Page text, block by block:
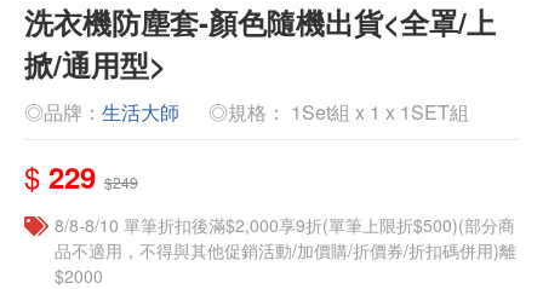
洗衣機防塵套-顏色隨機出貨<全罩/上
掀/通用型>
◎品牌： 生活大師 ◎規格： 1Set組 x 1 x 1SET組
$ 229 $249
8/8-8/10 單筆折扣後滿$2,000享9折(單筆上限折$500)(部分商
品不適用，不得與其他促銷活動/加價購/折價券/折扣碼併用)離
$2000